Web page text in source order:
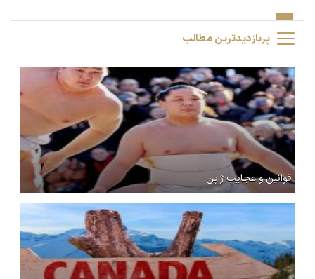
پربازدیدترین مطالب
قوانین و عجایب ژاپن